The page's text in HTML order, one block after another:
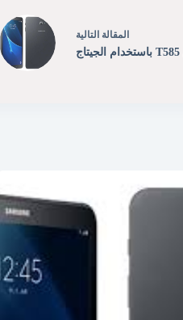
المقالة التالية